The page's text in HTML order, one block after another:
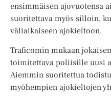
ensimmäisen ajovuotensa
suoritettava myös silloin,
väliaikaiseen ajokieltoon.
Traficomin mukaan
toimitettava poliisille uusi
Aiemmin suoritettua
myöhempien ajokieltojen